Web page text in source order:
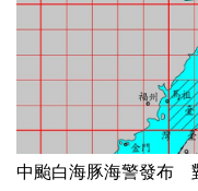
中颱白海豚海警發布